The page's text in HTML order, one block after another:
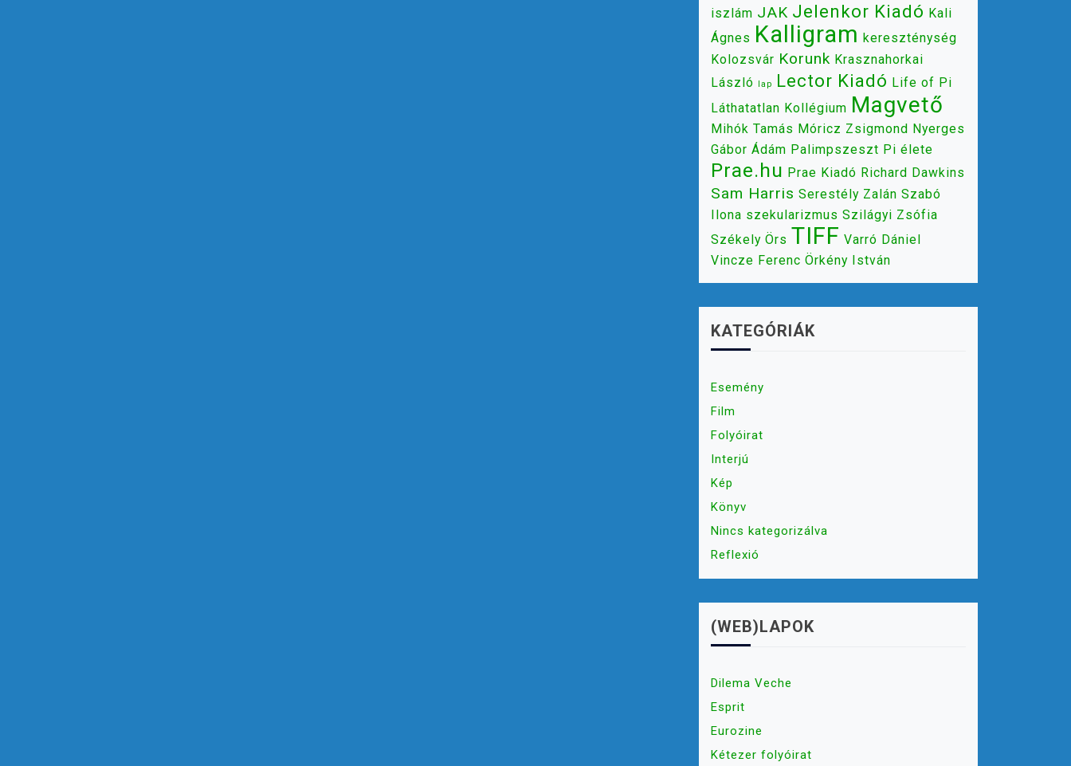
iszlám JAK Jelenkor Kiadó Kali
Ágnes Kalligram kereszténység
Kolozsvár Korunk Krasznahorkai
László lap Lector Kiadó Life of Pi
Láthatatlan Kollégium Magvető
Mihók Tamás Móricz Zsigmond Nyerges
Gábor Ádám Palimpszeszt Pi élete
Prae.hu Prae Kiadó Richard Dawkins
Sam Harris Serestély Zalán Szabó
Ilona szekularizmus Szilágyi Zsófia
Székely Örs TIFF Varró Dániel
Vincze Ferenc Örkény István
KATEGÓRIÁK
Esemény
Film
Folyóirat
Interjú
Kép
Könyv
Nincs kategorizálva
Reflexió
(WEB)LAPOK
Dilema Veche
Esprit
Eurozine
Kétezer folyóirat